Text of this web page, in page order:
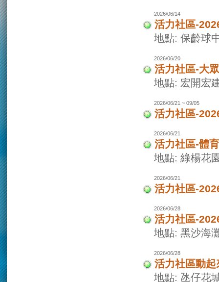
2026/06/14
活力社區-
地點: 保齡球
2026/06/20
活力社區-大
地點: 宏開宏
2026/06/21 ~ 09/05
活力社區-
2026/06/21
活力社區-體
地點: 綠楊花
2026/06/21
活力社區-
2026/06/28
活力社區-
地點: 黑沙海
2026/06/28
活力社區動
地點: 氹仔花